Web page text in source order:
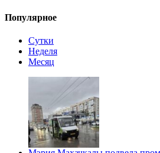
Популярное
Сутки
Неделя
Месяц